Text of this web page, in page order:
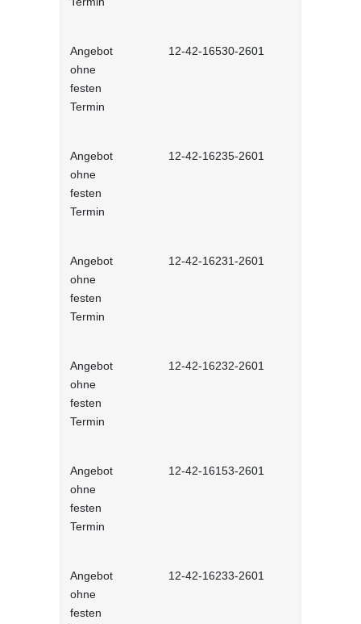
Angebot
ohne
festen
Termin
12-42-16530-2601
Angebot
ohne
festen
Termin
12-42-16235-2601
Angebot
ohne
festen
Termin
12-42-16231-2601
Angebot
ohne
festen
Termin
12-42-16232-2601
Angebot
ohne
festen
Termin
12-42-16153-2601
Angebot
ohne
festen
12-42-16233-2601